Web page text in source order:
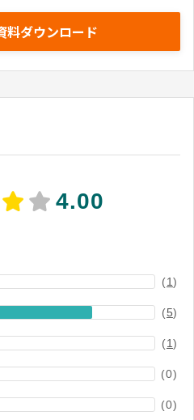
わたり現場の声を反映し
能（スマホ対応）や派遣
で網羅しているため、そ
るのが特徴です。「Web
「画面共有サポート」が
ない企業でも安心して導
業界屈指の導入
要望を機能改善に反映
能を標準で網羅してお
けられるのが特徴です。
で、企業の成長に合わせ
者が絶賛
化型の画面設計です。現
た作りになっており、複
料ダウンロード
4.00
(1)
(5)
(1)
(0)
(0)